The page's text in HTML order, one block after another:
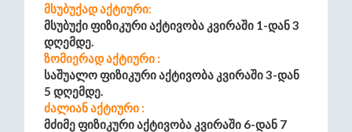
Მსუბუქად Აქტიური:
Მსუბუქი Ფიზიკური Აქტივობა Კვირაში 1-Დან 3
Დღემდე.
Ზომიერად Აქტიური :
Საშუალო Ფიზიკური Აქტივობა Კვირაში 3-Დან
5 Დღემდე.
Ძალიან Აქტიური :
Მძიმე Ფიზიკური Აქტივობა Კვირაში 6-Დან 7